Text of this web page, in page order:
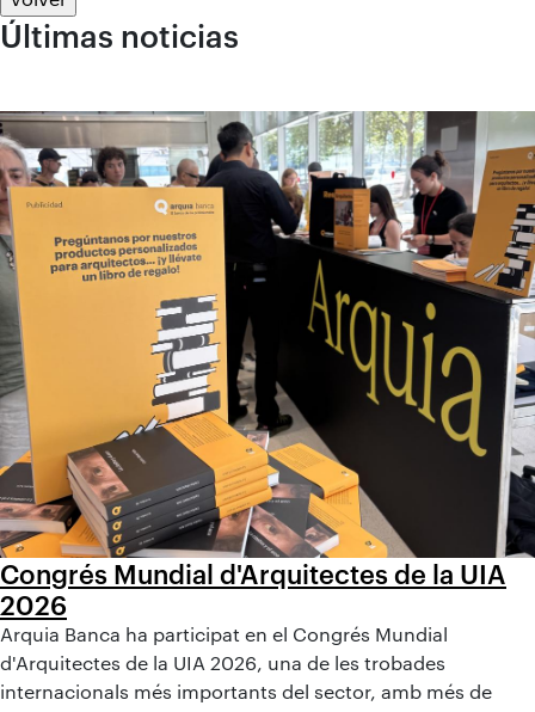
Últimas noticias
Congrés Mundial d'Arquitectes de la UIA
2026
Arquia Banca ha participat en el Congrés Mundial
d'Arquitectes de la UIA 2026, una de les trobades
internacionals més importants del sector, amb més de